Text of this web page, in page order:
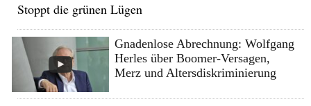
Stoppt die grünen Lügen
Gnadenlose Abrechnung: Wolfgang
Herles über Boomer-Versagen,
Merz und Altersdiskriminierung